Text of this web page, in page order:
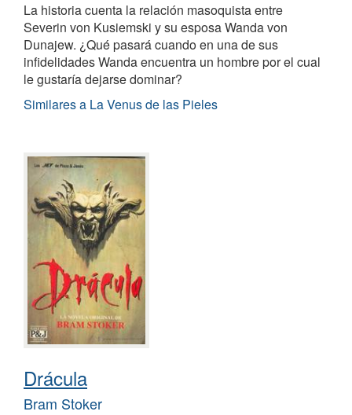
La historia cuenta la relación masoquista entre
Severin von Kusiemski y su esposa Wanda von
Dunajew. ¿Qué pasará cuando en una de sus
infidelidades Wanda encuentra un hombre por el cual
le gustaría dejarse dominar?
Similares a La Venus de las Pieles
Drácula
Bram Stoker